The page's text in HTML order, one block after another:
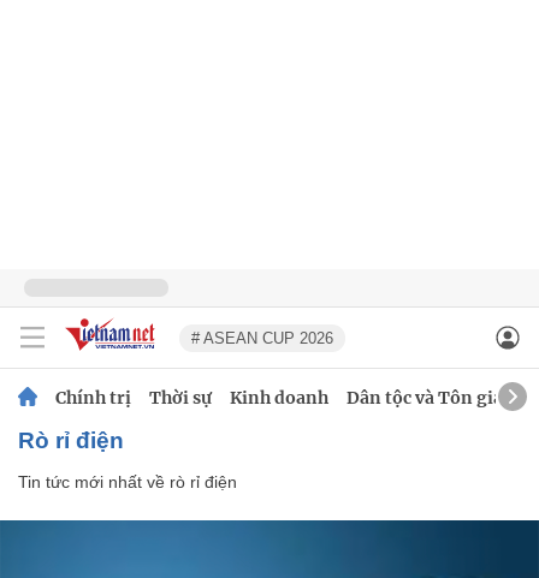
# ASEAN CUP 2026
Chính trị Thời sự Kinh doanh Dân tộc và Tôn giáo
rò rỉ điện
Tin tức mới nhất về rò rỉ điện